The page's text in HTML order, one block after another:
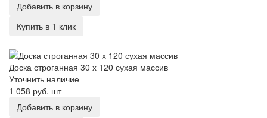
Добавить в корзину
Купить в 1 клик
Доска строганная 30 х 120 сухая массив
Уточнить наличие
1 058 руб. шт
Добавить в корзину